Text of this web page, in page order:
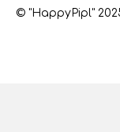
© "HappyPipl"